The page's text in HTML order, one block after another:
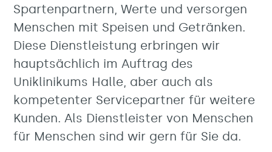
Spartenpartnern, Werte und versorgen
Menschen mit Speisen und Getränken.
Diese Dienstleistung erbringen wir
hauptsächlich im Auftrag des
Uniklinikums Halle, aber auch als
kompetenter Servicepartner für weitere
Kunden. Als Dienstleister von Menschen
für Menschen sind wir gern für Sie da.